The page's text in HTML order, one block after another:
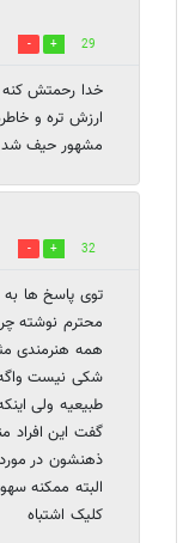
29
خدا رحمتش کنه
ارزش تره و
مشهور حیف شد
32
توی پاسخ ها به
محترم نوشته
همه هنرمندی
شکی نیست
طبیعیه ولی
گفت این افراد
ذهنشون در
البته ممکنه
کلیک اشتباه